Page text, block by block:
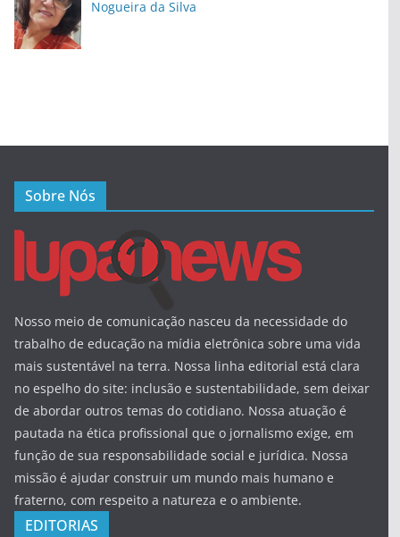
Nogueira da Silva
Sobre Nós
Nosso meio de comunicação nasceu da necessidade do
trabalho de educação na mídia eletrônica sobre uma vida
mais sustentável na terra. Nossa linha editorial está clara
no espelho do site: inclusão e sustentabilidade, sem deixar
de abordar outros temas do cotidiano. Nossa atuação é
pautada na ética profissional que o jornalismo exige, em
função de sua responsabilidade social e jurídica. Nossa
missão é ajudar construir um mundo mais humano e
fraterno, com respeito a natureza e o ambiente.
EDITORIAS